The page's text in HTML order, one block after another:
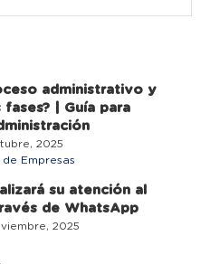
administrativo y
fases? | Guía para
2025
Empresas
su atención al
de WhatsApp
2025